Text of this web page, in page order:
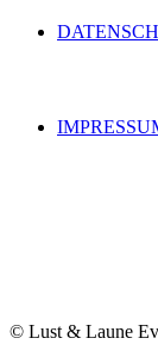
© Lust & Laune